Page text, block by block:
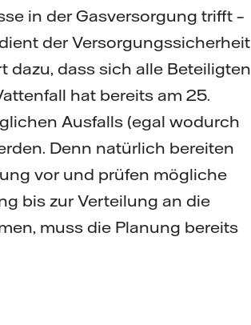
in der Gasversorgung trifft –
der Versorgungssicherheit
dass sich alle Beteiligten
hat bereits am 25.
Ausfalls (egal wodurch
Denn natürlich bereiten
vor und prüfen mögliche
bis zur Verteilung an die
muss die Planung bereits